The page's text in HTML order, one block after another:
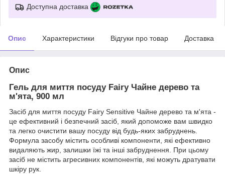
Доступна доставка
Опис Характеристики Відгуки про товар Доставка
Опис
Гель для миття посуду Fairy Чайне дерево та
м'ята, 900 мл
Засіб для миття посуду Fairy Sensitive Чайне дерево та м'ята -
це ефективний і безпечний засіб, який допоможе вам швидко
та легко очистити вашу посуду від будь-яких забруднень.
Формула засобу містить особливі компоненти, які ефективно
видаляють жир, залишки їжі та інші забруднення. При цьому
засіб не містить агресивних компонентів, які можуть дратувати
шкіру рук.